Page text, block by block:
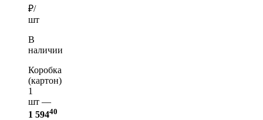
₽/
шт
В
наличии
Коробка
(картон)
1
шт —
1 59440